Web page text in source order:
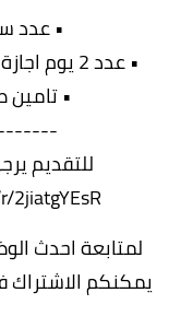
• عدد
• عدد 2 يوم اجازة فى الاسبوع | الجمعة و السبت
•
للتقديم
لمتابعة احدث
يمكنكم الاشتراك